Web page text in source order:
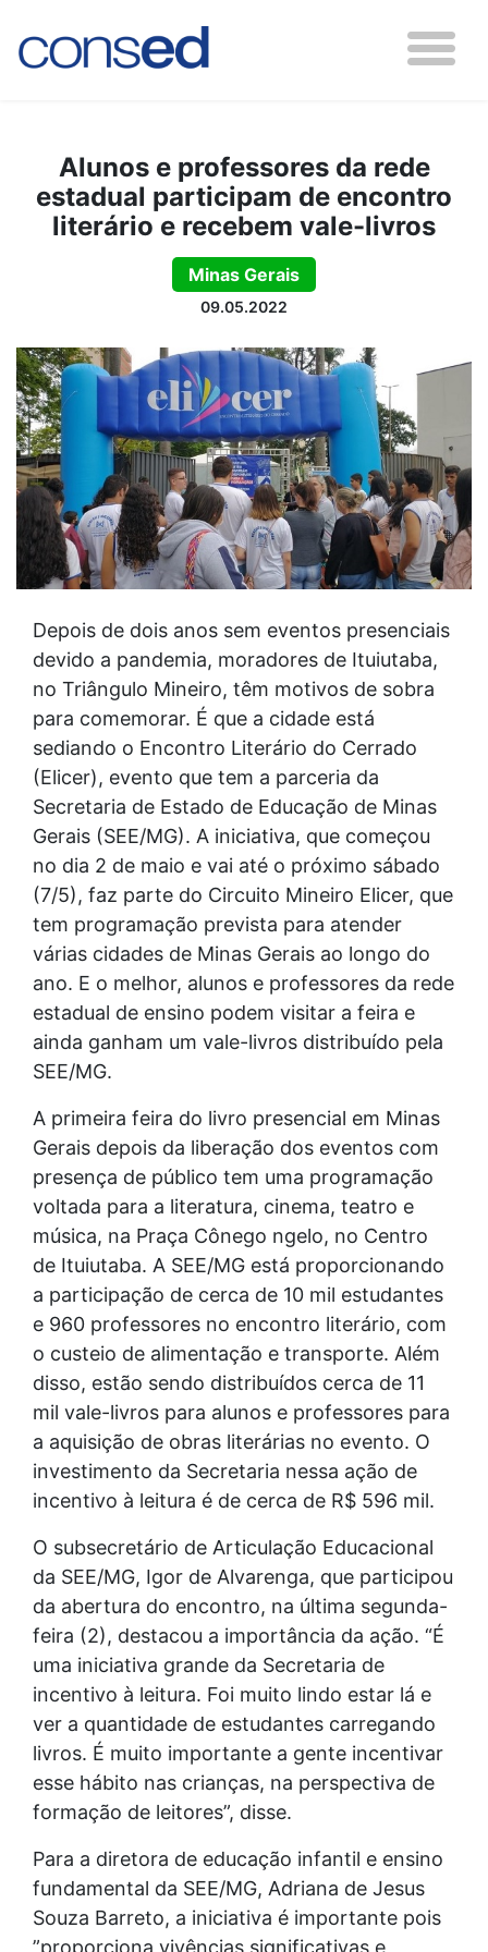
Alunos e professores da rede
estadual participam de encontro
literário e recebem vale-livros
Minas Gerais
09.05.2022
Depois de dois anos sem eventos presenciais
devido a pandemia, moradores de Ituiutaba,
no Triângulo Mineiro, têm motivos de sobra
para comemorar. É que a cidade está
sediando o Encontro Literário do Cerrado
(Elicer), evento que tem a parceria da
Secretaria de Estado de Educação de Minas
Gerais (SEE/MG). A iniciativa, que começou
no dia 2 de maio e vai até o próximo sábado
(7/5), faz parte do Circuito Mineiro Elicer, que
tem programação prevista para atender
várias cidades de Minas Gerais ao longo do
ano. E o melhor, alunos e professores da rede
estadual de ensino podem visitar a feira e
ainda ganham um vale-livros distribuído pela
SEE/MG.
A primeira feira do livro presencial em Minas
Gerais depois da liberação dos eventos com
presença de público tem uma programação
voltada para a literatura, cinema, teatro e
música, na Praça Cônego ngelo, no Centro
de Ituiutaba. A SEE/MG está proporcionando
a participação de cerca de 10 mil estudantes
e 960 professores no encontro literário, com
o custeio de alimentação e transporte. Além
disso, estão sendo distribuídos cerca de 11
mil vale-livros para alunos e professores para
a aquisição de obras literárias no evento. O
investimento da Secretaria nessa ação de
incentivo à leitura é de cerca de R$ 596 mil.
O subsecretário de Articulação Educacional
da SEE/MG, Igor de Alvarenga, que participou
da abertura do encontro, na última segunda-
feira (2), destacou a importância da ação. “É
uma iniciativa grande da Secretaria de
incentivo à leitura. Foi muito lindo estar lá e
ver a quantidade de estudantes carregando
livros. É muito importante a gente incentivar
esse hábito nas crianças, na perspectiva de
formação de leitores”, disse.
Para a diretora de educação infantil e ensino
fundamental da SEE/MG, Adriana de Jesus
Souza Barreto, a iniciativa é importante pois
”proporciona vivências significativas e